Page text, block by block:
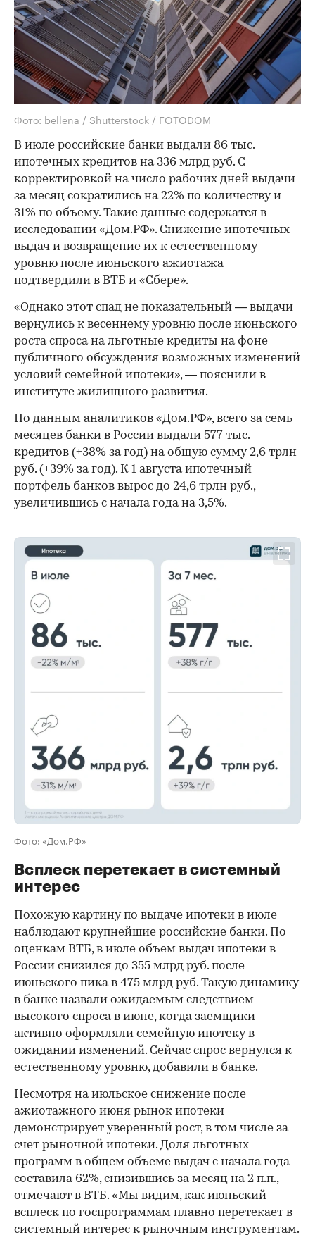
Фото: bellena / Shutterstock / FOTODOM
В июле российские банки выдали 86 тыс.
ипотечных кредитов на 336 млрд руб. С
корректировкой на число рабочих дней выдачи
за месяц сократились на 22% по количеству и
31% по объему. Такие данные содержатся в
исследовании «Дом.РФ». Снижение ипотечных
выдач и возвращение их к естественному
уровню после июньского ажиотажа
подтвердили в ВТБ и «Сбере».
«Однако этот спад не показательный — выдачи
вернулись к весеннему уровню после июньского
роста спроса на льготные кредиты на фоне
публичного обсуждения возможных изменений
условий семейной ипотеки», — пояснили в
институте жилищного развития.
По данным аналитиков «Дом.РФ», всего за семь
месяцев банки в России выдали 577 тыс.
кредитов (+38% за год) на общую сумму 2,6 трлн
руб. (+39% за год). К 1 августа ипотечный
портфель банков вырос до 24,6 трлн руб.,
увеличившись с начала года на 3,5%.
Фото: «Дом.РФ»
Всплеск перетекает в системный
интерес
Похожую картину по выдаче ипотеки в июле
наблюдают крупнейшие российские банки. По
оценкам ВТБ, в июле объем выдач ипотеки в
России снизился до 355 млрд руб. после
июньского пика в 475 млрд руб. Такую динамику
в банке назвали ожидаемым следствием
высокого спроса в июне, когда заемщики
активно оформляли семейную ипотеку в
ожидании изменений. Сейчас спрос вернулся к
естественному уровню, добавили в банке.
Несмотря на июльское снижение после
ажиотажного июня рынок ипотеки
демонстрирует уверенный рост, в том числе за
счет рыночной ипотеки. Доля льготных
программ в общем объеме выдач с начала года
составила 62%, снизившись за месяц на 2 п.п.,
отмечают в ВТБ. «Мы видим, как июньский
всплеск по госпрограммам плавно перетекает в
системный интерес к рыночным инструментам.